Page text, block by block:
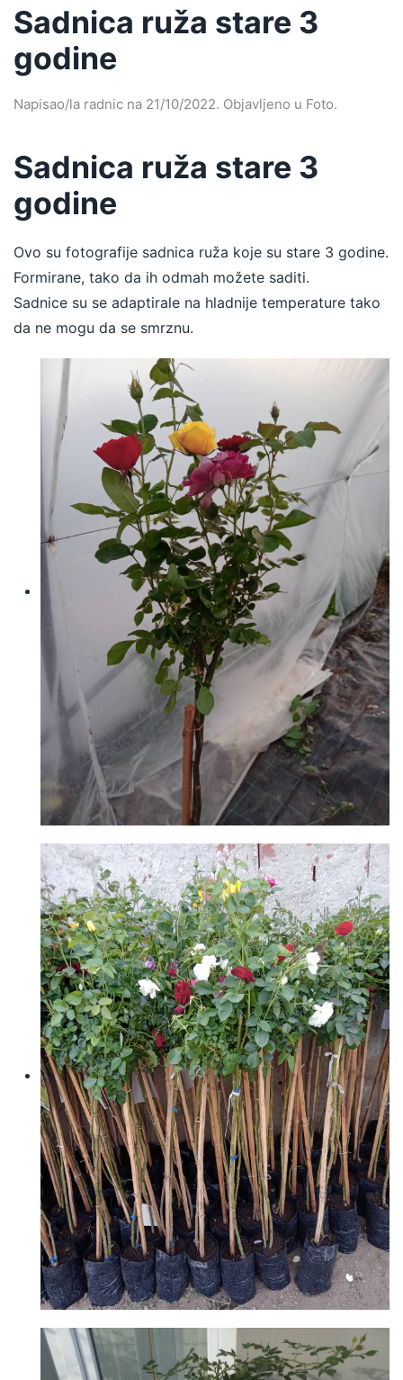
Sadnica ruža stare 3
godine
Napisao/la radnic na 21/10/2022. Objavljeno u Foto.
Sadnica ruža stare 3
godine
Ovo su fotografije sadnica ruža koje su stare 3 godine.
Formirane, tako da ih odmah možete saditi.
Sadnice su se adaptirale na hladnije temperature tako
da ne mogu da se smrznu.